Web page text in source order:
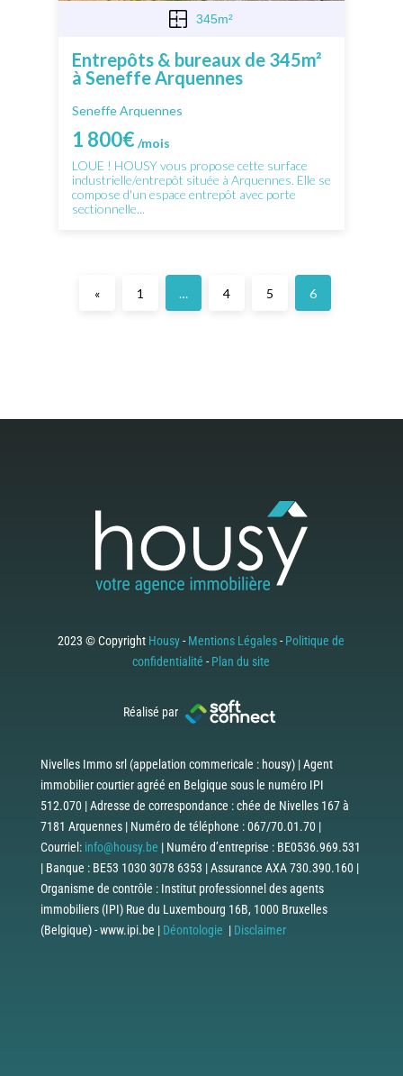
345m²
Entrepôts & bureaux de 345m²
à Seneffe Arquennes
Seneffe Arquennes
1 800€/mois
LOUE ! HOUSY vous propose cette surface
industrielle/entrepôt située à Arquennes. Elle se
compose d'un espace entrepôt avec porte
sectionnelle...
« 1 … 4 5 6
2023 © Copyright Housy-Mentions Légales-Politique de
confidentialité -Plan du site
Réalisé par
Nivelles Immo srl (appelation commericale : housy) | Agent
immobilier courtier agréé en Belgique sous le numéro IPI
512.070 | Adresse de correspondance : chée de Nivelles 167 à
7181 Arquennes | Numéro de téléphone : 067/70.01.70 |
Courriel: info@housy.be | Numéro d’entreprise : BE0536.969.531
| Banque : BE53 1030 3078 6353 | Assurance AXA 730.390.160 |
Organisme de contrôle : Institut professionnel des agents
immobiliers (IPI) Rue du Luxembourg 16B, 1000 Bruxelles
(Belgique) - www.ipi.be | Déontologie | Disclaimer